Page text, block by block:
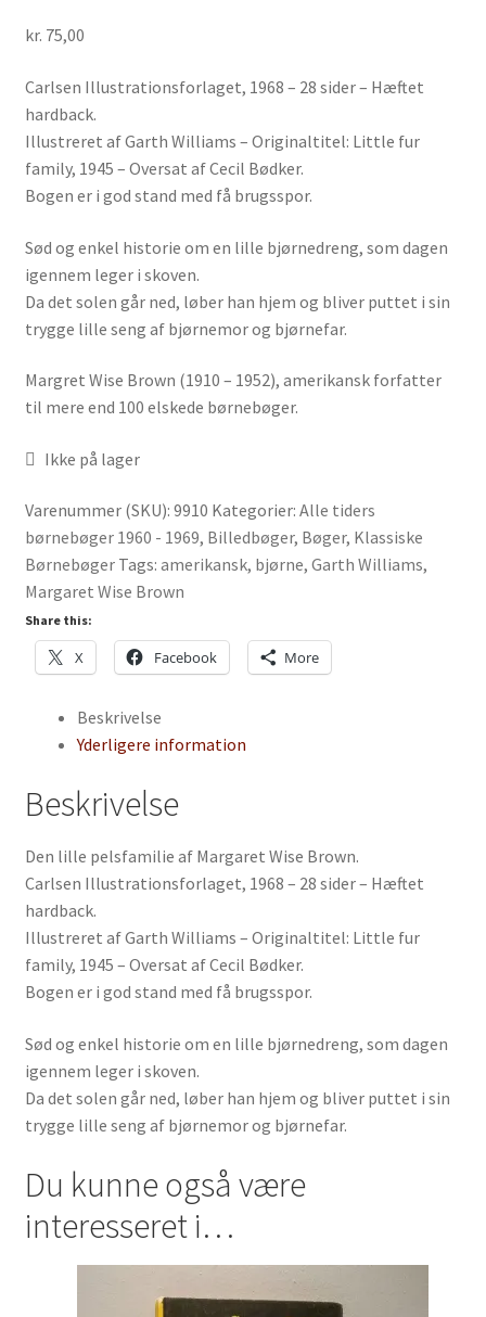
kr. 75,00
Carlsen Illustrationsforlaget, 1968 – 28 sider – Hæftet
hardback.
Illustreret af Garth Williams – Originaltitel: Little fur
family, 1945 – Oversat af Cecil Bødker.
Bogen er i god stand med få brugsspor.
Sød og enkel historie om en lille bjørnedreng, som dagen
igennem leger i skoven.
Da det solen går ned, løber han hjem og bliver puttet i sin
trygge lille seng af bjørnemor og bjørnefar.
Margret Wise Brown (1910 – 1952), amerikansk forfatter
til mere end 100 elskede børnebøger.
Ikke på lager
Varenummer (SKU): 9910 Kategorier: Alle tiders
børnebøger 1960 - 1969, Billedbøger, Bøger, Klassiske
Børnebøger Tags: amerikansk, bjørne, Garth Williams,
Margaret Wise Brown
Share this:
X Facebook More
Beskrivelse
Yderligere information
Beskrivelse
Den lille pelsfamilie af Margaret Wise Brown.
Carlsen Illustrationsforlaget, 1968 – 28 sider – Hæftet
hardback.
Illustreret af Garth Williams – Originaltitel: Little fur
family, 1945 – Oversat af Cecil Bødker.
Bogen er i god stand med få brugsspor.
Sød og enkel historie om en lille bjørnedreng, som dagen
igennem leger i skoven.
Da det solen går ned, løber han hjem og bliver puttet i sin
trygge lille seng af bjørnemor og bjørnefar.
Du kunne også være
interesseret i…